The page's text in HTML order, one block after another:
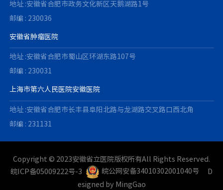
地址 :安徽省合肥市政务文化新区天鹅湖路1号
邮编 : 230036
安徽省肿瘤医院
地址 :安徽省合肥市蜀山区环湖东路107号
邮编 : 230031
上海市第六人民医院安徽医院
地址 :安徽省合肥市长丰县阜阳北路与龙湖路交叉路口西北角
邮编 : 231131
Copyright © 2023安徽省立医院版权所有All Rights Reserved.
皖ICP备05009222号-3
皖公网安备34010302001040号
D
esigned by MingGao